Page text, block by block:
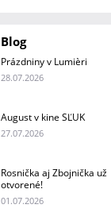
Blog
Prázdniny v Lumièri
28.07.2026
August v kine SĽUK
27.07.2026
Rosnička aj Zbojnička už
otvorené!
01.07.2026